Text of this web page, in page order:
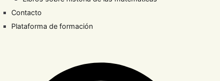
Contacto
Plataforma de formación